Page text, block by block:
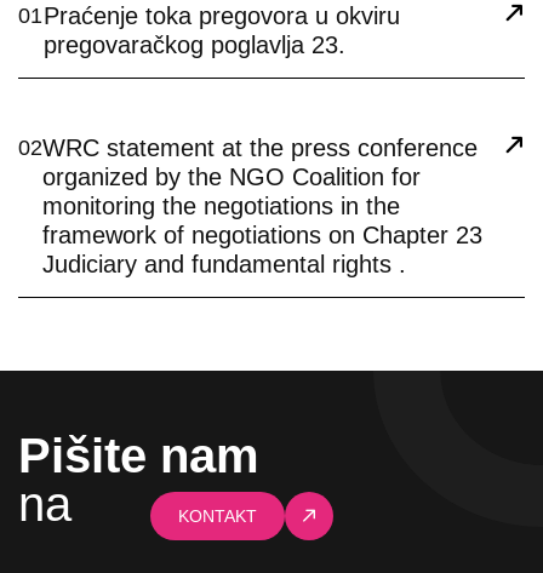
01Praćenje toka pregovora u okviru
pregovaračkog poglavlja 23.
02WRC statement at the press conference
organized by the NGO Coalition for
monitoring the negotiations in the
framework of negotiations on Chapter 23
Judiciary and fundamental rights .
Pišite nam
na
KONTAKT